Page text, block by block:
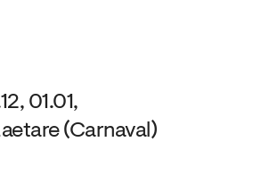
01.01,
(Carnaval)